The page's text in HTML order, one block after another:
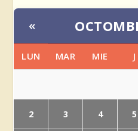
«
LUN MAR MIE J
2 3 4 5